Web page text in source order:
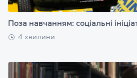
Поза навчанням: соціальні
4 хвилини